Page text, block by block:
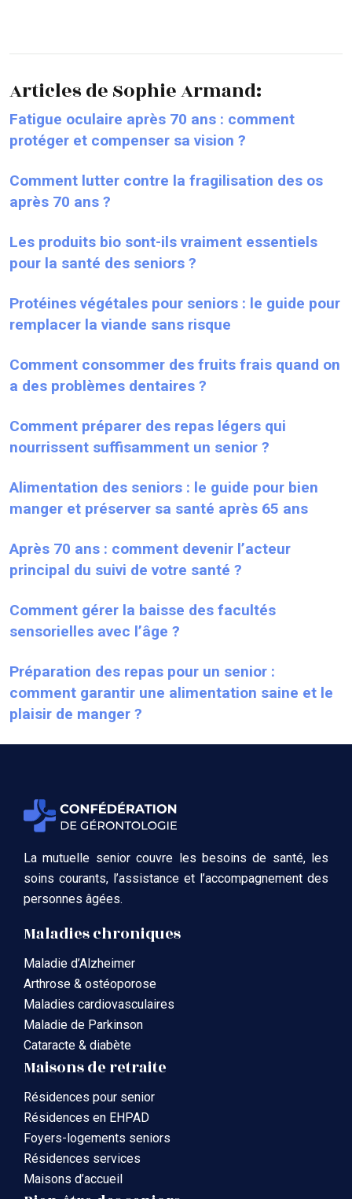
Articles de Sophie Armand:
Fatigue oculaire après 70 ans : comment
protéger et compenser sa vision ?
Comment lutter contre la fragilisation des os
après 70 ans ?
Les produits bio sont-ils vraiment essentiels
pour la santé des seniors ?
Protéines végétales pour seniors : le guide pour
remplacer la viande sans risque
Comment consommer des fruits frais quand on
a des problèmes dentaires ?
Comment préparer des repas légers qui
nourrissent suffisamment un senior ?
Alimentation des seniors : le guide pour bien
manger et préserver sa santé après 65 ans
Après 70 ans : comment devenir l’acteur
principal du suivi de votre santé ?
Comment gérer la baisse des facultés
sensorielles avec l’âge ?
Préparation des repas pour un senior :
comment garantir une alimentation saine et le
plaisir de manger ?
La mutuelle senior couvre les besoins de santé, les
soins courants, l’assistance et l’accompagnement des
personnes âgées.
Maladies chroniques
Maladie d’Alzheimer
Arthrose & ostéoporose
Maladies cardiovasculaires
Maladie de Parkinson
Cataracte & diabète
Maisons de retraite
Résidences pour senior
Résidences en EHPAD
Foyers-logements seniors
Résidences services
Maisons d’accueil